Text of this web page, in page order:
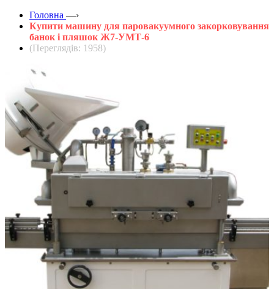
Головна —›
Купити машину для паровакуумного закорковування
банок і пляшок Ж7-УМТ-6
(Переглядів: 1958)